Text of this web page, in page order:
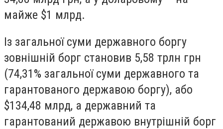
майже $1 млрд.
Із загальної суми державного боргу
зовнішній борг становив 5,58 трлн грн
(74,31% загальної суми державного та
гарантованого державою боргу), або
$134,48 млрд, а державний та
гарантований державою внутрішній борг